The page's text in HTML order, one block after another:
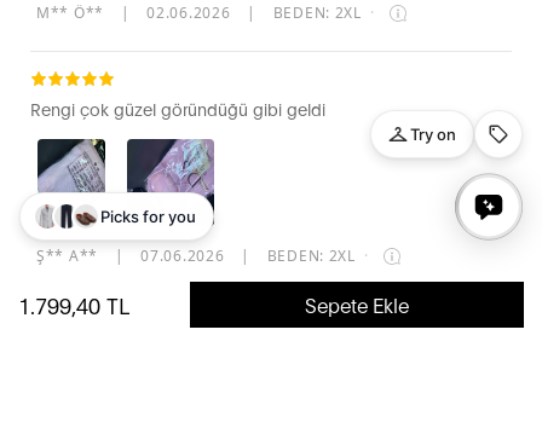
1.799,40 TL Sepete Ekle
M** Ö** | 02.06.2026 | BEDEN: 2XL ·
Rengi çok güzel göründüğü gibi geldi
Ş** A** | 07.06.2026 | BEDEN: 2XL ·